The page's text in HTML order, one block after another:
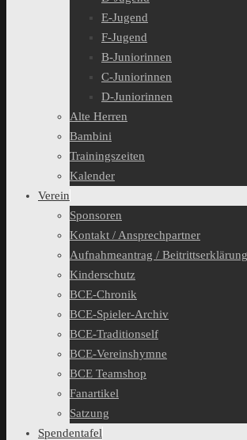
E-Jugend
F-Jugend
B-Juniorinnen
C-Juniorinnen
D-Juniorinnen
Alte Herren
Bambini
Trainingszeiten
Kalender
Verein
Sponsoren
Kontakt / Ansprechpartner
Aufnahmeantrag / Beitrittserklärung
Kinderschutz
BCE-Chronik
BCE-Spieler-Archiv
BCE-Traditionself
BCE-Vereinshymne
BCE Teamshop
Fanartikel
Satzung
Spendentafel